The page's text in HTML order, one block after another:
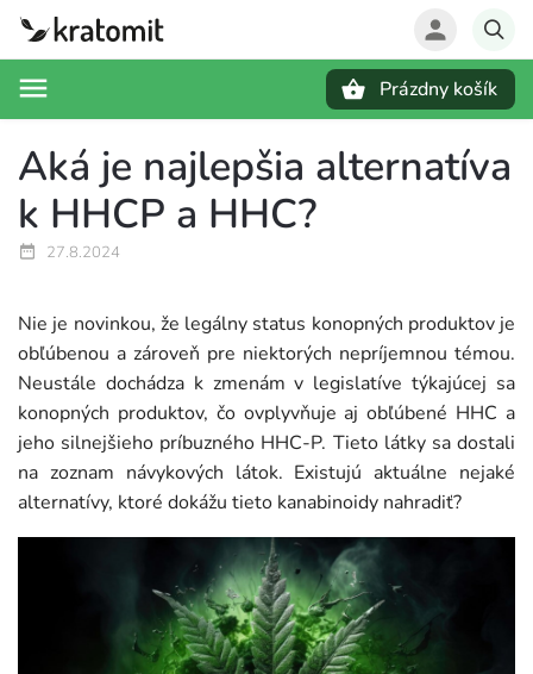
Prázdny košík
Aká je najlepšia alternatíva
k HHCP a HHC?
27.8.2024
Nie je novinkou, že legálny status konopných produktov je
obľúbenou a zároveň pre niektorých nepríjemnou témou.
Neustále dochádza k zmenám v legislatíve týkajúcej sa
konopných produktov, čo ovplyvňuje aj obľúbené HHC a
jeho silnejšieho príbuzného HHC-P. Tieto látky sa dostali
na zoznam návykových látok. Existujú aktuálne nejaké
alternatívy, ktoré dokážu tieto kanabinoidy nahradiť?